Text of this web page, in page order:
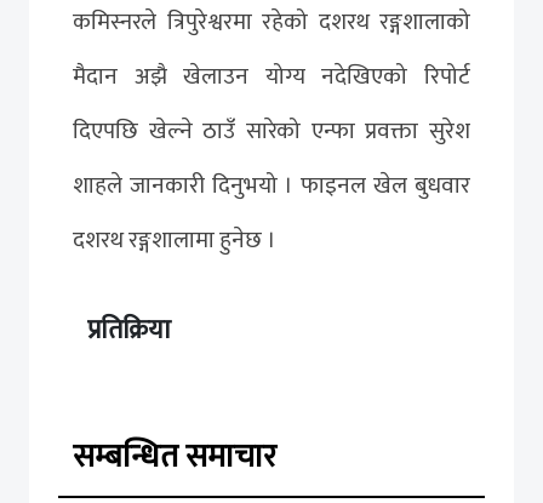
कमिस्नरले त्रिपुरेश्वरमा रहेको दशरथ रङ्गशालाको
मैदान अझै खेलाउन योग्य नदेखिएको रिपोर्ट
दिएपछि खेल्ने ठाउँ सारेको एन्फा प्रवक्ता सुरेश
शाहले जानकारी दिनुभयो । फाइनल खेल बुधवार
दशरथ रङ्गशालामा हुनेछ ।
प्रतिक्रिया
सम्बन्धित समाचार